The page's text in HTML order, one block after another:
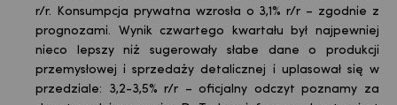
r/r. Konsumpcja prywatna wzrosła o 3,1% r/r – zgodnie z
prognozami. Wynik czwartego kwartału był najpewniej
nieco lepszy niż sugerowały słabe dane o produkcji
przemysłowej i sprzedaży detalicznej i uplasował się w
przedziale: 3,2-3,5% r/r – oficjalny odczyt poznamy za